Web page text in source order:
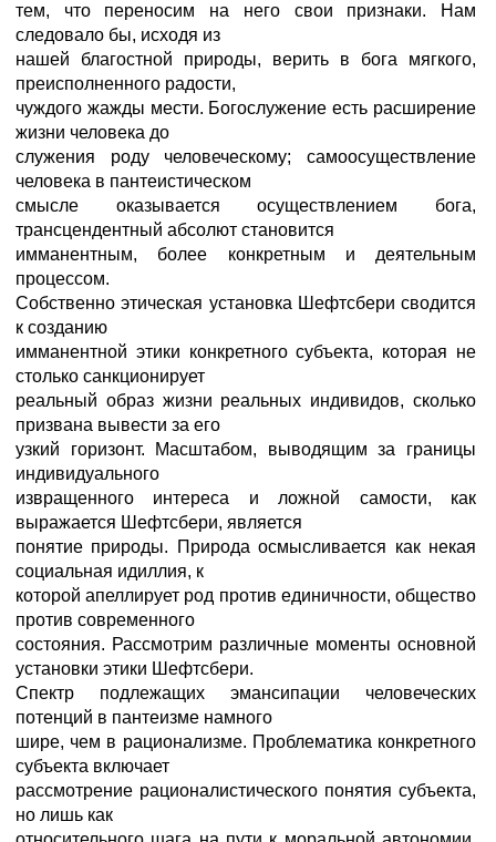
тем, что переносим на него свои признаки. Нам
следовало бы, исходя из
нашей благостной природы, верить в бога мягкого,
преисполненного радости,
чуждого жажды мести. Богослужение есть расширение
жизни человека до
служения роду человеческому; самоосуществление
человека в пантеистическом
смысле оказывается осуществлением бога,
трансцендентный абсолют становится
имманентным, более конкретным и деятельным
процессом.
Собственно этическая установка Шефтсбери сводится
к созданию
имманентной этики конкретного субъекта, которая не
столько санкционирует
реальный образ жизни реальных индивидов, сколько
призвана вывести за его
узкий горизонт. Масштабом, выводящим за границы
индивидуального
извращенного интереса и ложной самости, как
выражается Шефтсбери, является
понятие природы. Природа осмысливается как некая
социальная идиллия, к
которой апеллирует род против единичности, общество
против современного
состояния. Рассмотрим различные моменты основной
установки этики Шефтсбери.
Спектр подлежащих эмансипации человеческих
потенций в пантеизме намного
шире, чем в рационализме. Проблематика конкретного
субъекта включает
рассмотрение рационалистического понятия субъекта,
но лишь как